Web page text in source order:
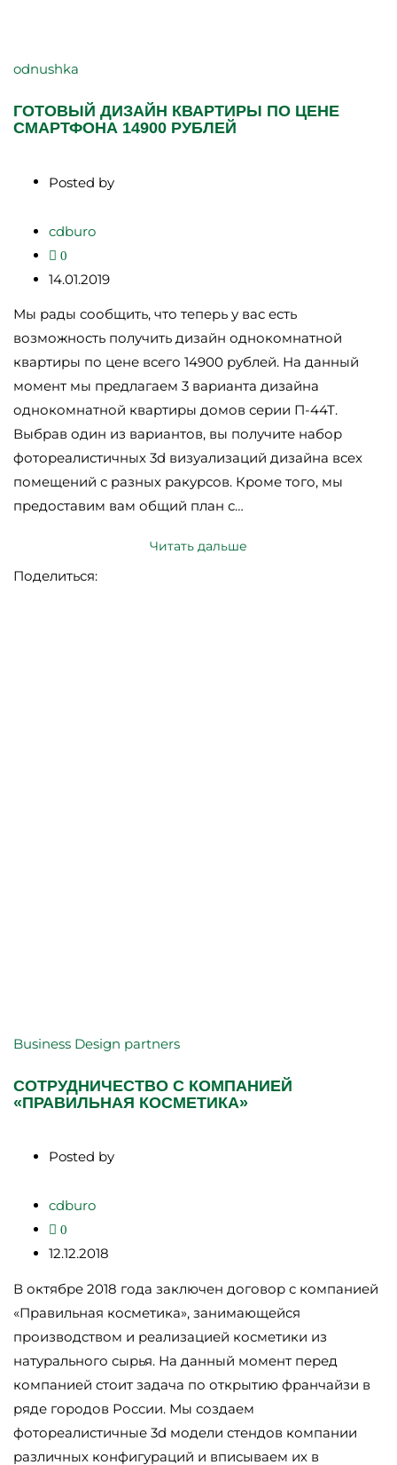
odnushka
ГОТОВЫЙ ДИЗАЙН КВАРТИРЫ ПО ЦЕНЕ
СМАРТФОНА 14900 РУБЛЕЙ
Posted by
cdburo
0
14.01.2019
Мы рады сообщить, что теперь у вас есть
возможность получить дизайн однокомнатной
квартиры по цене всего 14900 рублей. На данный
момент мы предлагаем 3 варианта дизайна
однокомнатной квартиры домов серии П-44Т.
Выбрав один из вариантов, вы получите набор
фотореалистичных 3d визуализаций дизайна всех
помещений с разных ракурсов. Кроме того, мы
предоставим вам общий план с…
Читать дальше
Поделиться:
Business Design partners
СОТРУДНИЧЕСТВО С КОМПАНИЕЙ
«ПРАВИЛЬНАЯ КОСМЕТИКА»
Posted by
cdburo
0
12.12.2018
В октябре 2018 года заключен договор с компанией
«Правильная косметика», занимающейся
производством и реализацией косметики из
натурального сырья. На данный момент перед
компанией стоит задача по открытию франчайзи в
ряде городов России. Мы создаем
фотореалистичные 3d модели стендов компании
различных конфигураций и вписываем их в